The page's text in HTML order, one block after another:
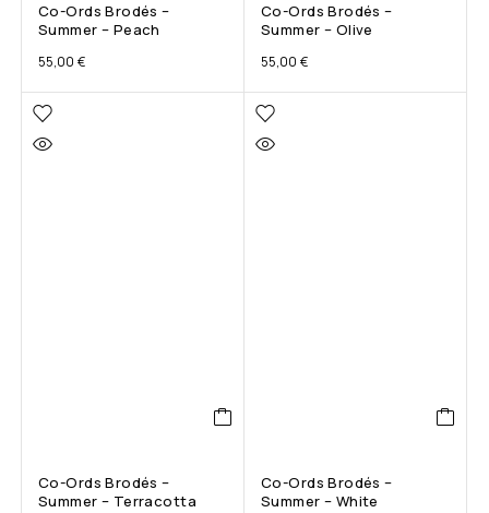
Co-Ords Brodés –
Summer – Peach
55,00 €
Co-Ords Brodés –
Summer – Olive
55,00 €
Co-Ords Brodés –
Summer – Terracotta
Co-Ords Brodés –
Summer – White